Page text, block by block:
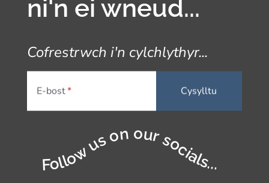
ni'n ei wneud...
Cofrestrwch i'n cylchlythyr...
E-bost
Follow us on our socials...